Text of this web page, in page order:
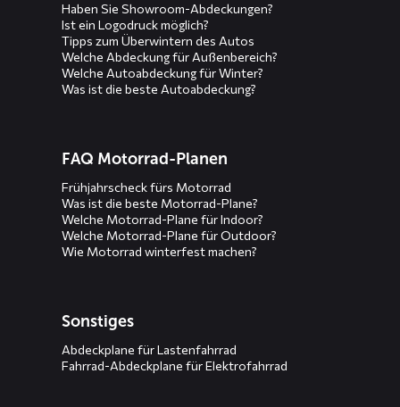
Haben Sie Showroom-Abdeckungen?
Ist ein Logodruck möglich?
Tipps zum Überwintern des Autos
Welche Abdeckung für Außenbereich?
Welche Autoabdeckung für Winter?
Was ist die beste Autoabdeckung?
FAQ Motorrad-Planen
Frühjahrscheck fürs Motorrad
Was ist die beste Motorrad-Plane?
Welche Motorrad-Plane für Indoor?
Welche Motorrad-Plane für Outdoor?
Wie Motorrad winterfest machen?
Sonstiges
Abdeckplane für Lastenfahrrad
Fahrrad-Abdeckplane für Elektrofahrrad